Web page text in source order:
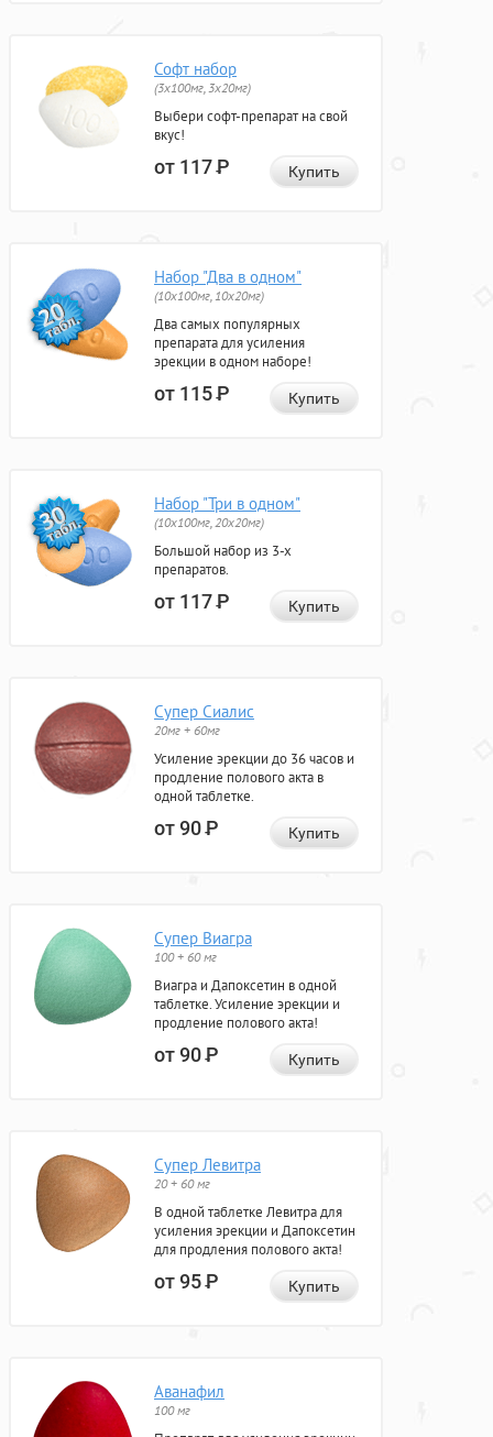
Софт набор
(3x100мг, 3x20мг)
Выбери софт-препарат на свой
вкус!
от 117Р Купить
Набор "Два в одном"
(10x100мг, 10x20мг)
Два самых популярных
препарата для усиления
эрекции в одном наборе!
от 115Р Купить
Набор "Три в одном"
(10x100мг, 20x20мг)
Большой набор из 3-х
препаратов.
от 117Р Купить
Супер Сиалис
20мг + 60мг
Усиление эрекции до 36 часов и
продление полового акта в
одной таблетке.
от 90Р Купить
Супер Виагра
100 + 60 мг
Виагра и Дапоксетин в одной
таблетке. Усиление эрекции и
продление полового акта!
от 90Р Купить
Супер Левитра
20 + 60 мг
В одной таблетке Левитра для
усиления эрекции и Дапоксетин
для продления полового акта!
от 95Р Купить
Аванафил
100 мг